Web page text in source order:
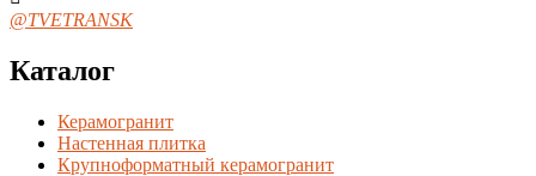
@TVETRANSK
Каталог
Керамогранит
Настенная плитка
Крупноформатный керамогранит